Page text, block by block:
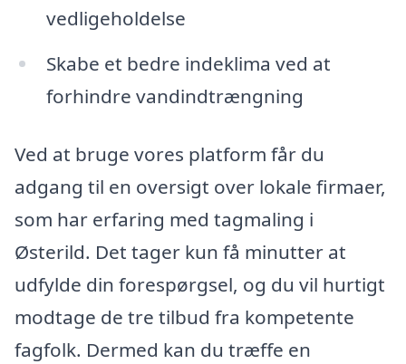
vedligeholdelse
Skabe et bedre indeklima ved at
forhindre vandindtrængning
Ved at bruge vores platform får du
adgang til en oversigt over lokale firmaer,
som har erfaring med tagmaling i
Østerild. Det tager kun få minutter at
udfylde din forespørgsel, og du vil hurtigt
modtage de tre tilbud fra kompetente
fagfolk. Dermed kan du træffe en